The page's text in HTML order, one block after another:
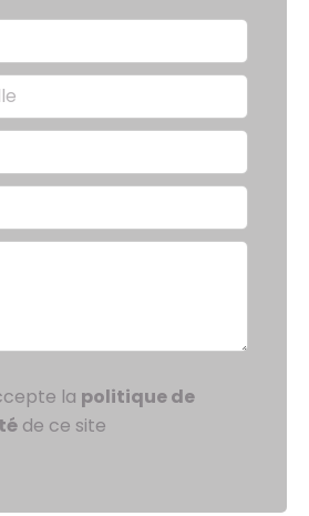
la politique de
de ce site